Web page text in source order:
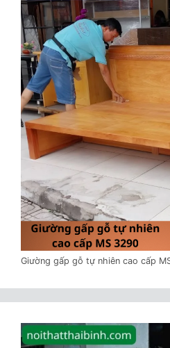
Giường gấp gỗ tự nhiên cao cấp